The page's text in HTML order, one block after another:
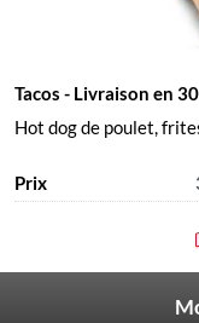
Tacos - Livraison en
Hot dog de poulet,
Prix